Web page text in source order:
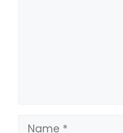
Name